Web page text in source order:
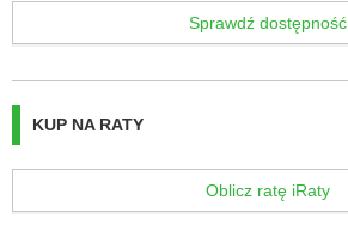
Sprawdź dostępność
KUP NA RATY
Oblicz ratę iRaty